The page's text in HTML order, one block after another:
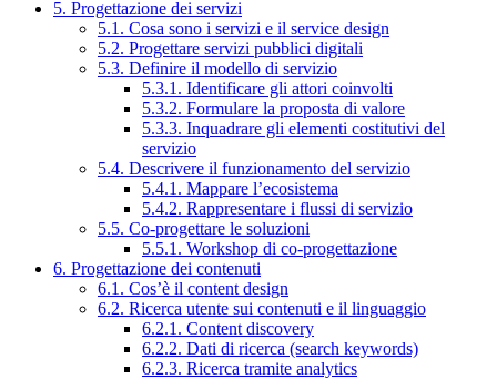
5. Progettazione dei servizi
5.1. Cosa sono i servizi e il service design
5.2. Progettare servizi pubblici digitali
5.3. Definire il modello di servizio
5.3.1. Identificare gli attori coinvolti
5.3.2. Formulare la proposta di valore
5.3.3. Inquadrare gli elementi costitutivi del
servizio
5.4. Descrivere il funzionamento del servizio
5.4.1. Mappare l’ecosistema
5.4.2. Rappresentare i flussi di servizio
5.5. Co-progettare le soluzioni
5.5.1. Workshop di co-progettazione
6. Progettazione dei contenuti
6.1. Cos’è il content design
6.2. Ricerca utente sui contenuti e il linguaggio
6.2.1. Content discovery
6.2.2. Dati di ricerca (search keywords)
6.2.3. Ricerca tramite analytics